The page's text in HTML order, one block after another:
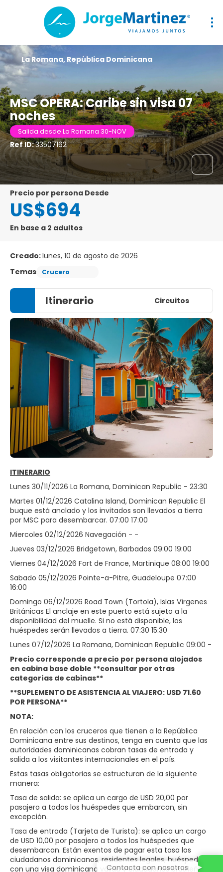
MSC OPERA: Caribe sin visa 07
noches
Salida desde La Romana 30-NOV
Ref ID:33507162
La Romana, República Dominicana
precio por persona Desde
US$694
En base a 2 adultos
Creado:lunes, 10 de agosto de 2026
Temas
Crucero
Itinerario Circuitos
ITINERARIO
Lunes 30/11/2026 La Romana, Dominican Republic - 23:30
Martes 01/12/2026 Catalina Island, Dominican Republic El
buque está anclado y los invitados son llevados a tierra
por MSC para desembarcar. 07:00 17:00
Miercoles 02/12/2026 Navegación - -
Jueves 03/12/2026 Bridgetown, Barbados 09:00 19:00
Viernes 04/12/2026 Fort de France, Martinique 08:00 19:00
Sabado 05/12/2026 Pointe-a-Pitre, Guadeloupe 07:00
16:00
Domingo 06/12/2026 Road Town (Tortola), Islas Vírgenes
Británicas El anclaje en este puerto está sujeto a la
disponibilidad del muelle. Si no está disponible, los
huéspedes serán llevados a tierra. 07:30 15:30
Lunes 07/12/2026 La Romana, Dominican Republic 09:00 -
Precio corresponde a precio por persona alojados
en cabina base doble **consultar por otras
categorías de cabinas**
**SUPLEMENTO DE ASISTENCIA AL VIAJERO: USD 71.60
POR PERSONA**
NOTA:
En relación con los cruceros que tienen a la República
Dominicana entre sus destinos, tenga en cuenta que las
autoridades dominicanas cobran tasas de entrada y
salida a los visitantes internacionales en el país.
Estas tasas obligatorias se estructuran de la siguiente
manera:
Tasa de salida: se aplica un cargo de USD 20,00 por
pasajero a todos los huéspedes que embarcan, sin
excepción.
Tasa de entrada (Tarjeta de Turista): se aplica un cargo
de USD 10,00 por pasajero a todos los huéspedes que
desembarcan. Están exentos de pagar esta tasa los
ciudadanos dominicanos, residentes legales, huéspedes
con una visa dominicana válida y ciudadanos brasileños.
Contacta con nosotros